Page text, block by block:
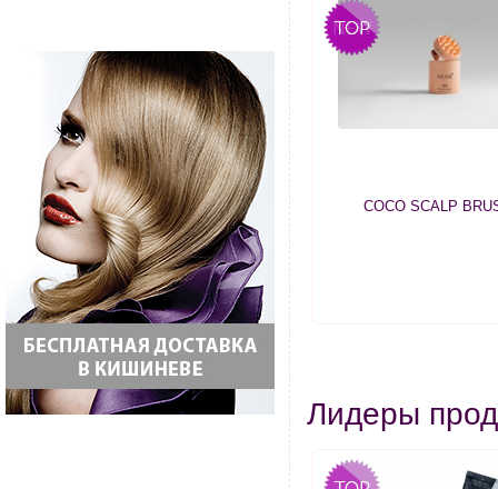
COCO SCALP
Лидеры